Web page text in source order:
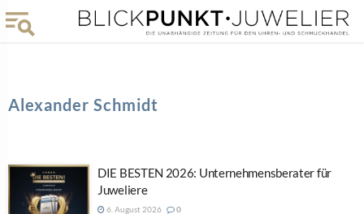
Alexander Schmidt
DIE BESTEN 2026: Unternehmensberater für
Juweliere
6. August 2026 0